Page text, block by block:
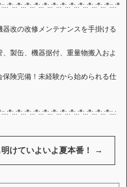
改の改修メンテナンスを手掛ける
製缶、機器据付、重量物搬入およ
険完備！未経験から始められる仕
けていよいよ夏本番！ →